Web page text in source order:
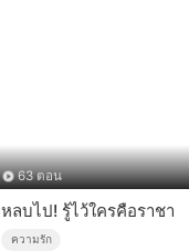
63 ตอน
หลบไป! รู้ไว้ใครคือราชา
ความรัก